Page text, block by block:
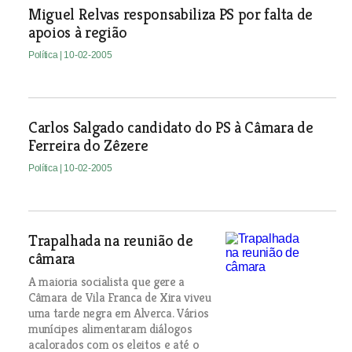
Miguel Relvas responsabiliza PS por falta de
apoios à região
Política | 10-02-2005
Carlos Salgado candidato do PS à Câmara de
Ferreira do Zêzere
Política | 10-02-2005
Trapalhada na reunião de
câmara
A maioria socialista que gere a
Câmara de Vila Franca de Xira viveu
uma tarde negra em Alverca. Vários
munícipes alimentaram diálogos
acalorados com os eleitos e até o